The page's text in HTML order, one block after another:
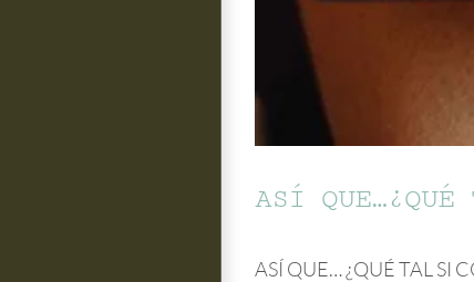
ASÍ QUE…¿QUÉ
ASÍ QUE… ¿QUÉ TAL SI